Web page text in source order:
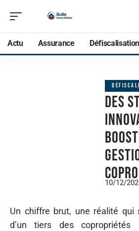
Actu Assurance Défiscalisation
Des
10/12/
Un chiffre brut, une réalité qui
d’un tiers des copropriétés